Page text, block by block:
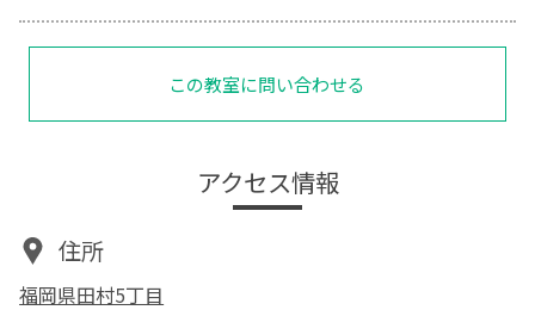
この教室に問い合わせる
アクセス情報
住所
福岡県田村5丁目